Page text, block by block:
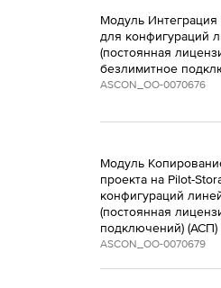
Модуль
для конфигураций
(постоянная
безлимитное
ASCON_ОО-0070676
Модуль
проекта на Pilot-
конфигураций
(постоянная
подключений) (АСП)
ASCON_ОО-0070679